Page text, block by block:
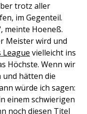
trotz aller
im Gegenteil.
meinte Hoeneß.
Meister wird und
League vielleicht ins
Höchste. Wenn wir
und hätten die
würde ich sagen:
einem schwierigen
noch diesen Titel